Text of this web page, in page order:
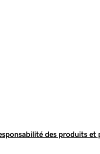
des produits et